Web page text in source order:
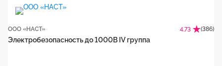
ООО «НАСТ» 4.73 (386)
Электробезопасность до 1000В IV группа